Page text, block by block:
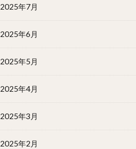
2025年7月
2025年6月
2025年5月
2025年4月
2025年3月
2025年2月